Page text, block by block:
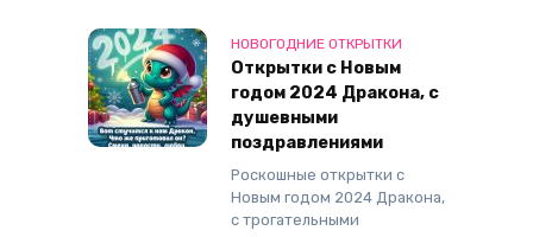
НОВОГОДНИЕ ОТКРЫТКИ
Открытки с Новым
годом 2024 Дракона, с
душевными
поздравлениями
Роскошные открытки с
Новым годом 2024 Дракона,
с трогательными